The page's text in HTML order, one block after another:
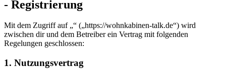
- Registrierung
Mit dem Zugriff auf „“ („https://wohnkabinen-talk.de“) wird
zwischen dir und dem Betreiber ein Vertrag mit folgenden
Regelungen geschlossen:
1. Nutzungsvertrag